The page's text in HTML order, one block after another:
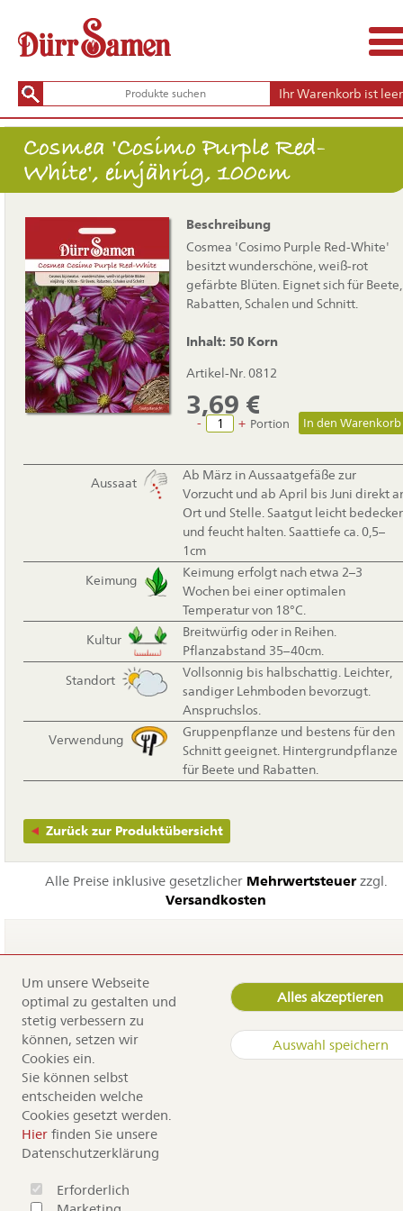
Ihr Warenkorb ist
Cosmea 'Cosimo Purple Red-
White', einjährig, 100cm
Beschreibung
Cosmea 'Cosimo Purple Red-White'
besitzt wunderschöne, weiß-rot
gefärbte Blüten. Eignet sich für Beete,
Rabatten, Schalen und Schnitt.
Inhalt: 50 Korn
Artikel-Nr. 0812
3,69 €
- + Portion
Aussaat
Ab März in Aussaatgefäße zur
Vorzucht und ab April bis Juni direkt
Ort und Stelle. Saatgut leicht
und feucht halten. Saattiefe ca. 0,5–
1cm
Keimung
Keimung erfolgt nach etwa 2–3
Wochen bei einer optimalen
Temperatur von 18°C.
Kultur
Breitwürfig oder in Reihen.
Pflanzabstand 35–40cm.
Standort
Vollsonnig bis halbschattig. Leichter,
sandiger Lehmboden bevorzugt.
Anspruchslos.
Verwendung
Gruppenpflanze und bestens für den
Schnitt geeignet. Hintergrundpflanze
für Beete und Rabatten.
Zurück zur Produktübersicht
Alle Preise inklusive gesetzlicher Mehrwertsteuerzzgl.
Versandkosten
überspringen
Home
Service
Dürr Samen
Kontakt
Um unsere Webseite
optimal zu gestalten und
stetig verbessern zu
können, setzen wir
Cookies ein.
Sie können selbst
entscheiden welche
Cookies gesetzt werden.
Hier finden Sie unsere
Datenschutzerklärung
Erforderlich
Alles akzeptieren
Auswahl speichern